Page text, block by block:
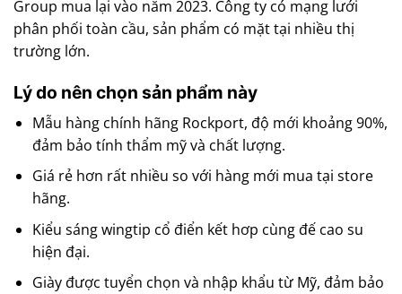
Group mua lại vào năm 2023. Công ty có mạng lưới
phân phối toàn cầu, sản phẩm có mặt tại nhiều thị
trường lớn.
Lý do nên chọn sản phẩm này
Mẫu hàng chính hãng Rockport, độ mới khoảng 90%,
đảm bảo tính thẩm mỹ và chất lượng.
Giá rẻ hơn rất nhiều so với hàng mới mua tại store
hãng.
Kiểu sáng wingtip cổ điển kết hơp cùng đế cao su
hiện đại.
Giày được tuyển chọn và nhập khẩu từ Mỹ, đảm bảo